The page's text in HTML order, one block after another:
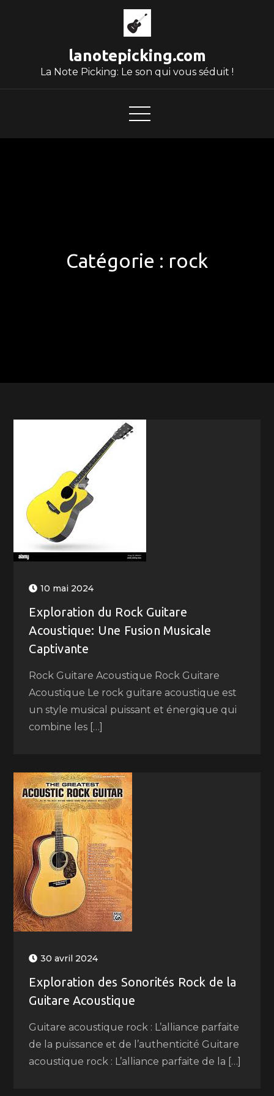
lanotepicking.com
La Note Picking: Le son qui vous séduit !
Catégorie : rock
10 mai 2024
Exploration du Rock Guitare
Acoustique: Une Fusion Musicale
Captivante
Rock Guitare Acoustique Rock Guitare
Acoustique Le rock guitare acoustique est
un style musical puissant et énergique qui
combine les […]
30 avril 2024
Exploration des Sonorités Rock de la
Guitare Acoustique
Guitare acoustique rock : L’alliance parfaite
de la puissance et de l’authenticité Guitare
acoustique rock : L’alliance parfaite de la […]